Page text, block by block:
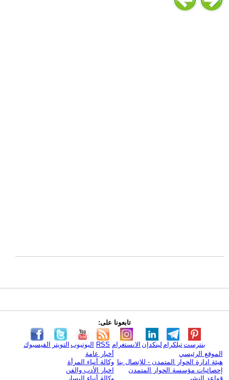
تابعونا على:
الفيسبوك التويتر اليوتيوب RSS الانستغرام لينكدإن تيلكرامبنترست
الموقع الرئيسي
هيئة ادارة الحوار المتمدن - للإتصال بنا
إحصائيات مؤسسة الحوار المتمدن
قواعد النشر
أخبار عامة
وكالة أنباء المرأة
اخبار الأدب والفن
وكالة أنباء اليسار